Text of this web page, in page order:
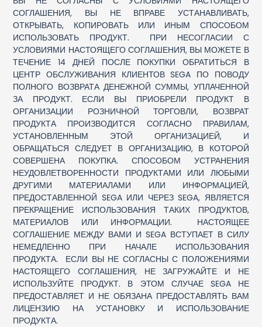
СОГЛАШЕНИЯ, ВЫ НЕ ВПРАВЕ УСТАНАВЛИВАТЬ,
ОТКРЫВАТЬ, КОПИРОВАТЬ ИЛИ ИНЫМ СПОСОБОМ
ИСПОЛЬЗОВАТЬ ПРОДУКТ. ПРИ НЕСОГЛАСИИ С
УСЛОВИЯМИ НАСТОЯЩЕГО СОГЛАШЕНИЯ, ВЫ МОЖЕТЕ В
ТЕЧЕНИЕ 14 ДНЕЙ ПОСЛЕ ПОКУПКИ ОБРАТИТЬСЯ В
ЦЕНТР ОБСЛУЖИВАНИЯ КЛИЕНТОВ SEGA ПО ПОВОДУ
ПОЛНОГО ВОЗВРАТА ДЕНЕЖНОЙ СУММЫ, УПЛАЧЕННОЙ
ЗА ПРОДУКТ. ЕСЛИ ВЫ ПРИОБРЕЛИ ПРОДУКТ В
ОРГАНИЗАЦИИ РОЗНИЧНОЙ ТОРГОВЛИ, ВОЗВРАТ
ПРОДУКТА ПРОИЗВОДИТСЯ СОГЛАСНО ПРАВИЛАМ,
УСТАНОВЛЕННЫМ ЭТОЙ ОРГАНИЗАЦИЕЙ, И
ОБРАЩАТЬСЯ СЛЕДУЕТ В ОРГАНИЗАЦИЮ, В КОТОРОЙ
СОВЕРШЕНА ПОКУПКА. СПОСОБОМ УСТРАНЕНИЯ
НЕУДОВЛЕТВОРЕННОСТИ ПРОДУКТАМИ ИЛИ ЛЮБЫМИ
ДРУГИМИ МАТЕРИАЛАМИ ИЛИ ИНФОРМАЦИЕЙ,
ПРЕДОСТАВЛЕННОЙ SEGA ИЛИ ЧЕРЕЗ SEGA, ЯВЛЯЕТСЯ
ПРЕКРАЩЕНИЕ ИСПОЛЬЗОВАНИЯ ТАКИХ ПРОДУКТОВ,
МАТЕРИАЛОВ ИЛИ ИНФОРМАЦИИ. НАСТОЯЩЕЕ
СОГЛАШЕНИЕ МЕЖДУ ВАМИ И SEGA ВСТУПАЕТ В СИЛУ
НЕМЕДЛЕННО ПРИ НАЧАЛЕ ИСПОЛЬЗОВАНИЯ
ПРОДУКТА. ЕСЛИ ВЫ НЕ СОГЛАСНЫ С ПОЛОЖЕНИЯМИ
НАСТОЯЩЕГО СОГЛАШЕНИЯ, НЕ ЗАГРУЖАЙТЕ И НЕ
ИСПОЛЬЗУЙТЕ ПРОДУКТ. В ЭТОМ СЛУЧАЕ SEGA НЕ
ПРЕДОСТАВЛЯЕТ И НЕ ОБЯЗАНА ПРЕДОСТАВЛЯТЬ ВАМ
ЛИЦЕНЗИЮ НА УСТАНОВКУ И ИСПОЛЬЗОВАНИЕ
ПРОДУКТА.